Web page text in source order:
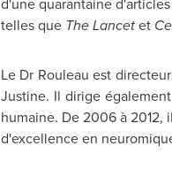
telles que The Lancetet
Le Dr Rouleau est
Justine. Il dirige
humaine. De 2006 à
d'excellence en